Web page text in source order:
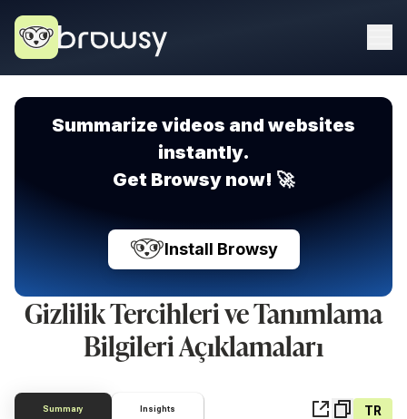
Summarize videos and websites
instantly.
Get Browsy now! 🚀
Install Browsy
Gizlilik Tercihleri ve Tanımlama
Bilgileri Açıklamaları
Summary Insights TR